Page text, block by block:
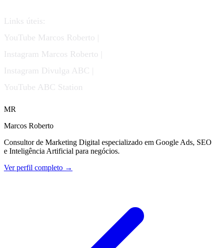
Links úteis:
YouTube Marcos Roberto |
Instagram Marcos Roberto |
Instagram Divulga ABC |
YouTube ABC Station
MR
Marcos Roberto
Consultor de Marketing Digital especializado em Google Ads, SEO
e Inteligência Artificial para negócios.
Ver perfil completo →